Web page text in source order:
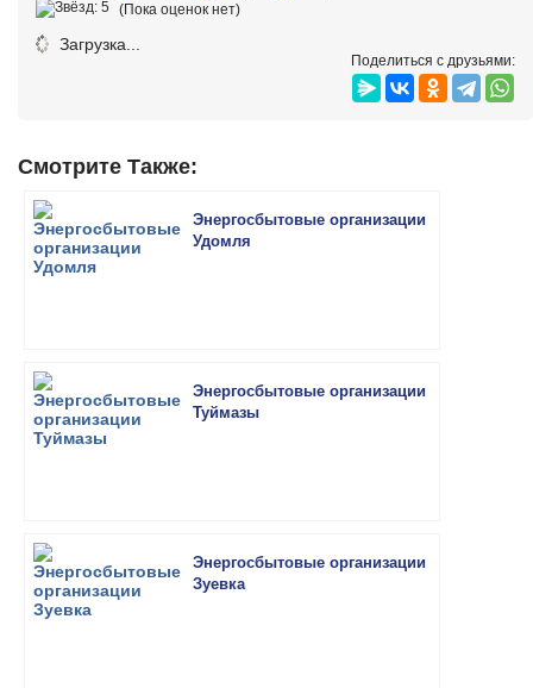
(Пока оценок нет)
Загрузка...
Поделиться с друзьями:
Смотрите Также:
Энергосбытовые организации
Удомля
Энергосбытовые организации
Туймазы
Энергосбытовые организации
Зуевка